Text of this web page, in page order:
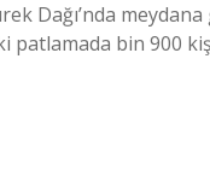
Dağı’nda meydana
patlamada bin 900